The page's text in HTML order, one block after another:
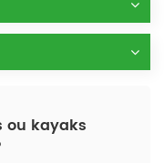
ou kayaks